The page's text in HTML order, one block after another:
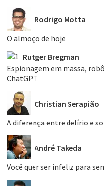
Rodrigo Motta
O almoço de hoje
Rutger Bregman
Espionagem em massa,
ChatGPT
Christian Serapião
A diferença entre delírio e
André Takeda
Você quer ser infeliz para